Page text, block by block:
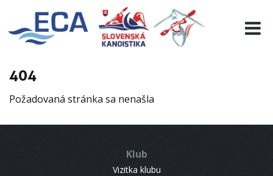
404
Požadovaná stránka sa nenašla
Klub
Vizitka klubu
EURO 19
INFO
RESULTS
CONTACT